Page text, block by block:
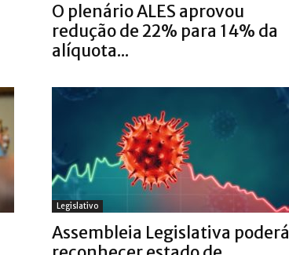
O plenário ALES aprovou
redução de 22% para 14% da
alíquota...
Legislativo
Assembleia Legislativa poderá